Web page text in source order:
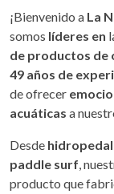
¡Bienvenido a La
somos líderes en
de productos de
49 años de
de ofrecer
acuáticas a
Desde
paddle surf,
producto que